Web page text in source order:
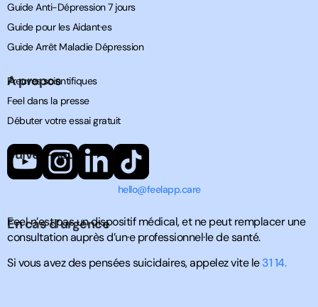
Guide Anti-Dépression 7 jours
Guide pour les Aidant·es
Guide Arrêt Maladie Dépression
A propos
Preuves scientifiques
Feel dans la presse
Débuter votre essai gratuit
Suivez-nous
hello@feelapp.care
En cas d’urgence
Feel n’est pas un dispositif médical, et ne peut remplacer une
consultation auprès d’un·e professionnel·le de santé.
Si vous avez des pensées suicidaires, appelez vite le31 14.